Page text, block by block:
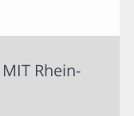
Rhein-